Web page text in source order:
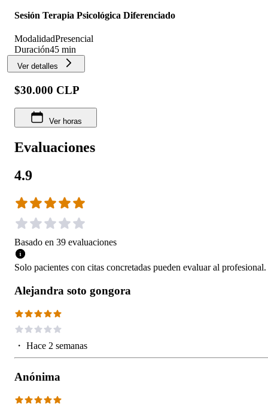
Sesión Terapia Psicológica Diferenciado
ModalidadPresencial
Duración45 min
Ver detalles
$30.000 CLP
Ver horas
Evaluaciones
4.9
Basado en 39 evaluaciones
Solo pacientes con citas concretadas pueden evaluar al profesional.
Alejandra soto gongora
・ Hace 2 semanas
Anónima